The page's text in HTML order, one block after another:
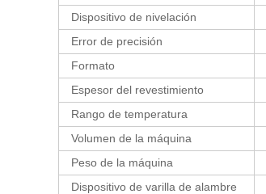
Dispositivo de nivelación
Error de precisión
Formato
Espesor del revestimiento
Rango de temperatura
Volumen de la máquina
Peso de la máquina
Dispositivo de varilla de alambre